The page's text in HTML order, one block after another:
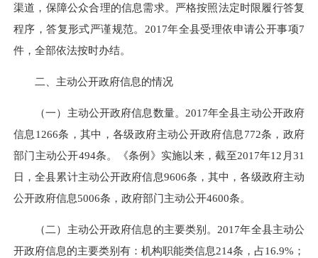
渠道，保障公众合理的信息需求。严格按照法定时限履行答复
程序，答复形式严谨规范。2017年全县受理依申请公开事项7
件，全部依法按时办结。
二、主动公开政府信息的情况
（一）主动公开政府信息数量。2017年全县主动公开政府
信息1266条，其中，各级政府主动公开政府信息772条，政府
部门主动公开494条。《条例》实施以来，截至2017年12月31
日，全县累计主动公开政府信息9606条，其中，各级政府主动
公开政府信息5006条，政府部门主动公开4600条。
（二）主动公开政府信息的主要类别。2017年全县主动公
开政府信息的主要类别有：机构职能类信息214条，占16.9%；